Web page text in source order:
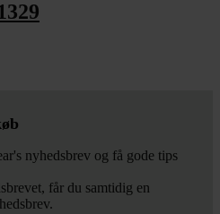
nyhedsbrev og få gode tips
får du samtidig en